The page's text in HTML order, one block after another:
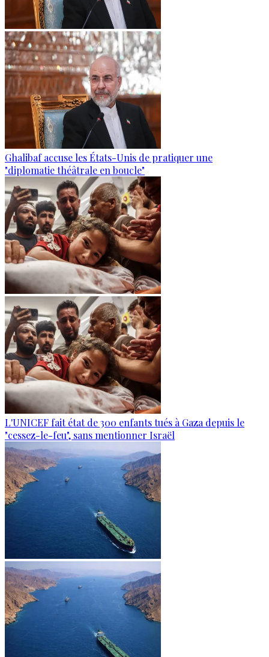
Ghalibaf accuse les États-Unis de pratiquer une
"diplomatie théâtrale en boucle"
L'UNICEF fait état de 300 enfants tués à Gaza depuis le
"cessez-le-feu", sans mentionner Israël